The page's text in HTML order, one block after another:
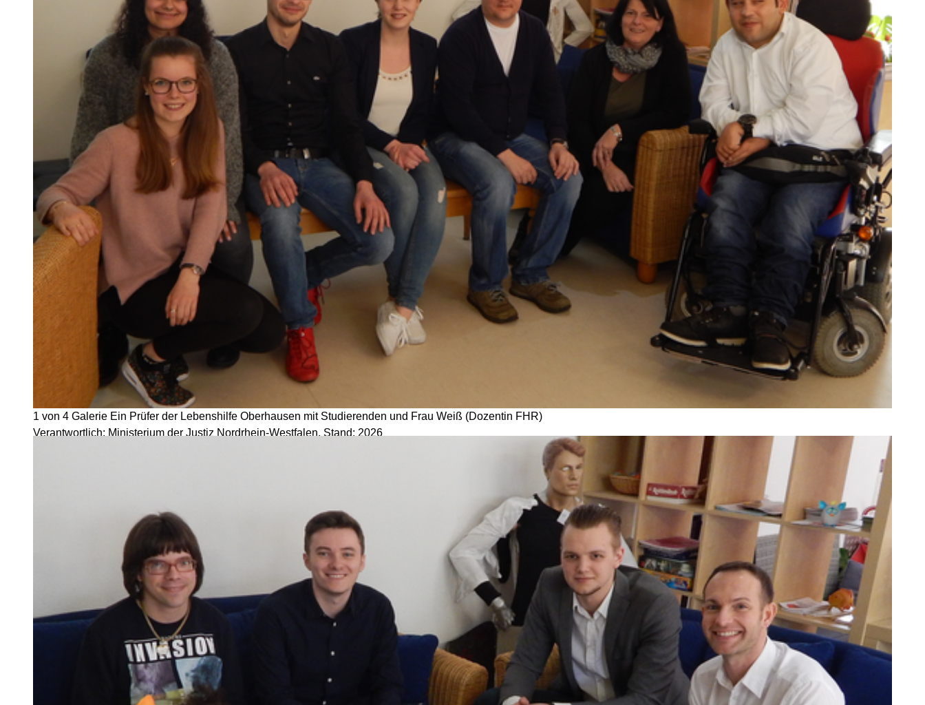
1 von 4 Galerie Ein Prüfer der Lebenshilfe Oberhausen mit Studierenden und Frau Weiß (Dozentin FHR)
Verantwortlich: Ministerium der Justiz Nordrhein-Westfalen, Stand: 2026